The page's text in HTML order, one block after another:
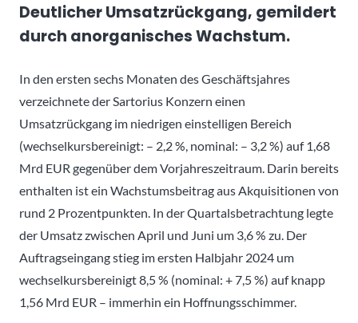
Deutlicher Umsatzrückgang, gemildert
durch anorganisches Wachstum.
In den ersten sechs Monaten des Geschäftsjahres
verzeichnete der Sartorius Konzern einen
Umsatzrückgang im niedrigen einstelligen Bereich
(wechselkursbereinigt: – 2,2 %, nominal: – 3,2 %) auf 1,68
Mrd EUR gegenüber dem Vorjahreszeitraum. Darin bereits
enthalten ist ein Wachstumsbeitrag aus Akquisitionen von
rund 2 Prozentpunkten. In der Quartalsbetrachtung legte
der Umsatz zwischen April und Juni um 3,6 % zu. Der
Auftragseingang stieg im ersten Halbjahr 2024 um
wechselkursbereinigt 8,5 % (nominal: + 7,5 %) auf knapp
1,56 Mrd EUR – immerhin ein Hoffnungsschimmer.